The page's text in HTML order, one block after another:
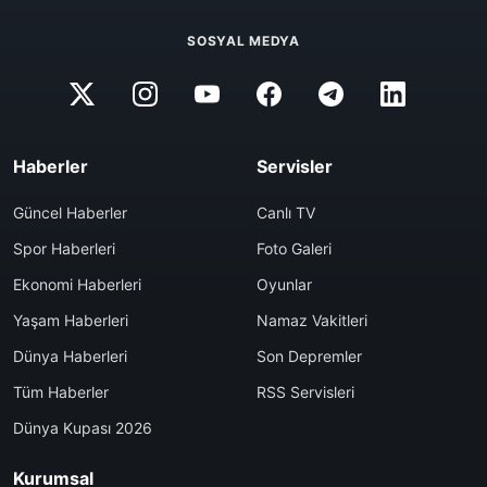
SOSYAL MEDYA
Haberler
Güncel Haberler
Spor Haberleri
Ekonomi Haberleri
Yaşam Haberleri
Dünya Haberleri
Tüm Haberler
Dünya Kupası 2026
Servisler
Canlı TV
Foto Galeri
Oyunlar
Namaz Vakitleri
Son Depremler
RSS Servisleri
Kurumsal